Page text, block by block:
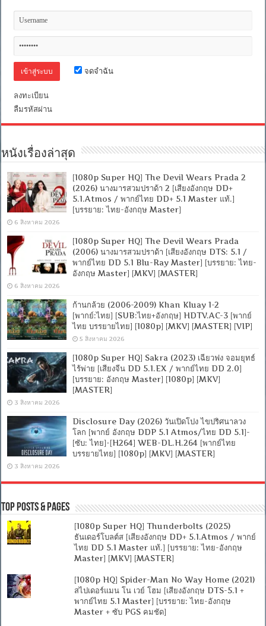
ด้า
5.1
ไทย-
Master
+
ซับ
PGS
[MASTER]
จดจำฉัน
ลงทะเบียน
ลืมรหัสผ่าน
หนังเรื่องล่าสุด
[1080p Super HQ] The Devil Wears Prada 2
(2026) นางมารสวมปราด้า 2 [เสียงอังกฤษ DD+
5.1.Atmos / พากย์ไทย DD+ 5.1 Master แท้.]
[บรรยาย: ไทย-อังกฤษ Master]
6 สิงหาคม 2026
[1080p Super HQ] The Devil Wears Prada
(2006) นางมารสวมปราด้า [เสียงอังกฤษ DTS: 5.1 /
พากย์ไทย DD 5.1 Blu-Ray Master] [บรรยาย: ไทย-
อังกฤษ Master] [MKV] [MASTER]
6 สิงหาคม 2026
ก้านกล้วย (2006-2009) Khan Kluay 1-2
[พากย์:ไทย] [SUB:ไทย+อังกฤษ] HDTV.AC-3 [พากย์
ไทย บรรยายไทย] [1080p] [MKV] [MASTER] [VIP]
5 สิงหาคม 2026
[1080p Super HQ] Sakra (2023) เฉียวฟง จอมยุทธ์
ไร้พ่าย [เสียงจีน DD 5.1.EX / พากย์ไทย DD 2.0]
[บรรยาย: อังกฤษ Master] [1080p] [MKV]
[MASTER]
3 สิงหาคม 2026
Disclosure Day (2026) วันเปิดโปง ไขปริศนาลวง
โลก [พากย์ อังกฤษ DDP 5.1 Atmos/ไทย DD 5.1]-
[ซับ: ไทย]-[H264] WEB-DL.H.264 [พากย์ไทย
บรรยายไทย] [1080p] [MKV] [MASTER]
3 สิงหาคม 2026
Top Posts & Pages
[1080p Super HQ] Thunderbolts (2025)
ธันเดอร์โบลต์ส [เสียงอังกฤษ DD+ 5.1.Atmos / พากย์
ไทย DD 5.1 Master แท้.] [บรรยาย: ไทย-อังกฤษ
Master] [MKV] [MASTER]
[1080p HQ] Spider-Man No Way Home (2021)
สไปเดอร์แมน โน เวย์ โฮม [เสียงอังกฤษ DTS-5.1 +
พากย์ไทย 5.1 Master] [บรรยาย: ไทย-อังกฤษ
Master + ซับ PGS คมชัด]